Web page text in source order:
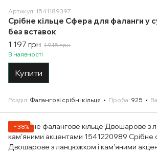
Артикул: 1541189397
Срібне кільце Сфера для фаланги у
без вставок
1 197 грн 1 915 грн
В наявності
Купити
Розділ Фалангові срібні кільця Проба 925
−38%